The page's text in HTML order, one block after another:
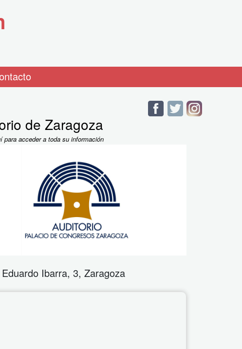
de Zaragoza
para acceder a toda su información
Ibarra, 3, Zaragoza